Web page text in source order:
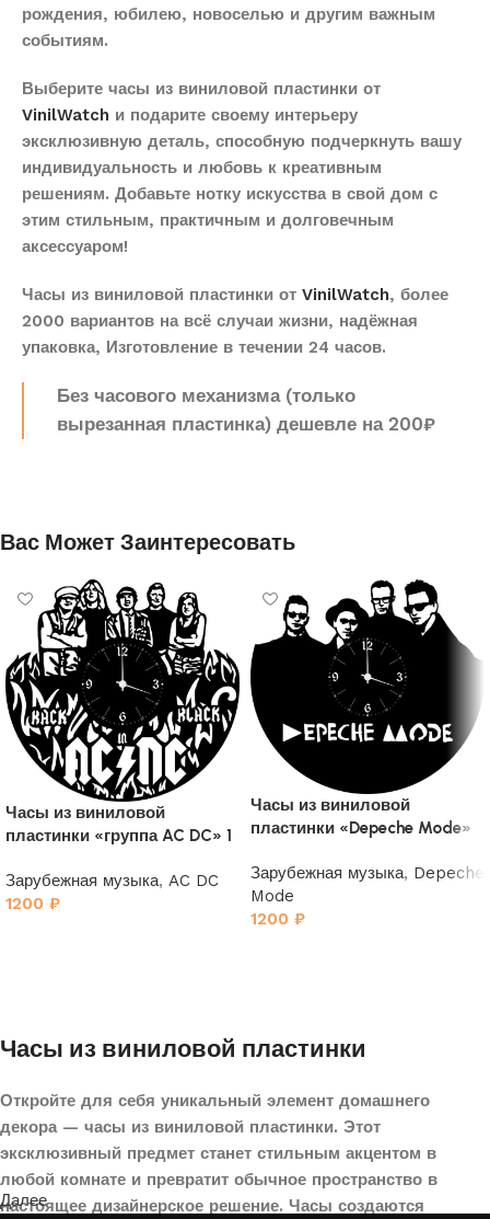
рождения, юбилею, новоселью и другим важным
событиям.
Выберите часы из виниловой пластинки от
VinilWatch и подарите своему интерьеру
эксклюзивную деталь, способную подчеркнуть вашу
индивидуальность и любовь к креативным
решениям. Добавьте нотку искусства в свой дом с
этим стильным, практичным и долговечным
аксессуаром!
Часы из виниловой пластинки от VinilWatch, более
2000 вариантов на всё случаи жизни, надёжная
упаковка, Изготовление в течении 24 часов.
Без часового механизма (только
вырезанная пластинка) дешевле на 200₽
Вас Может Заинтересовать
Часы из виниловой
пластинки «группа AC DC» 1
Зарубежная музыка, AC DC
1200 ₽
Часы из виниловой
пластинки «Depeche Mode»
Зарубежная музыка, Depeche
Mode
1200 ₽
Часы из виниловой пластинки
Откройте для себя уникальный элемент домашнего
декора — часы из виниловой пластинки. Этот
эксклюзивный предмет станет стильным акцентом в
любой комнате и превратит обычное пространство в
настоящее дизайнерское решение. Часы создаются
Далее